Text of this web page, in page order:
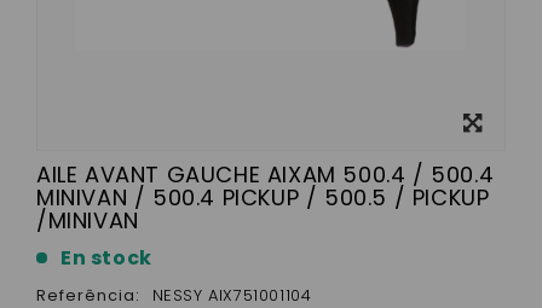
AILE AVANT GAUCHE AIXAM 500.4 / 500.4
MINIVAN / 500.4 PICKUP / 500.5 / PICKUP
/MINIVAN
En stock
Referência: NESSY AIX751001104